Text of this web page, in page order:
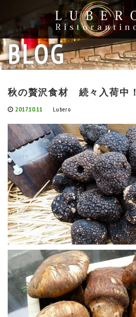
BLOG
秋の贅沢食材 続々入荷中！
2017.10.11 Lubero